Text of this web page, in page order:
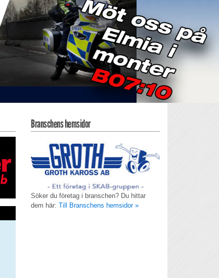
Branschens hemsidor
Söker du företag i branschen? Du hittar
dem här: Till Branschens hemsidor »